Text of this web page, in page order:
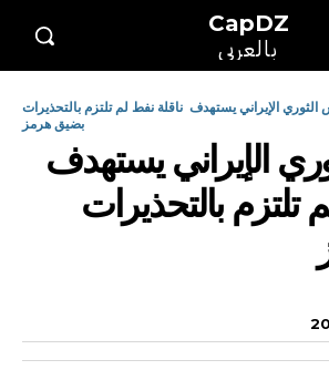
CapDZ
بالعربي
الإيراني يستهدف ناقلة نفط لم تلتزم بالتحذيرات
بضيق هرمز
الإيراني يستهدف
تلتزم بالتحذيرات